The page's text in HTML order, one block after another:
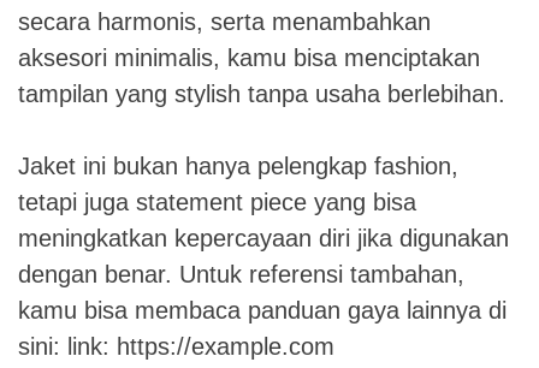
secara harmonis, serta menambahkan
aksesori minimalis, kamu bisa menciptakan
tampilan yang stylish tanpa usaha berlebihan.
Jaket ini bukan hanya pelengkap fashion,
tetapi juga statement piece yang bisa
meningkatkan kepercayaan diri jika digunakan
dengan benar. Untuk referensi tambahan,
kamu bisa membaca panduan gaya lainnya di
sini: link: https://example.com